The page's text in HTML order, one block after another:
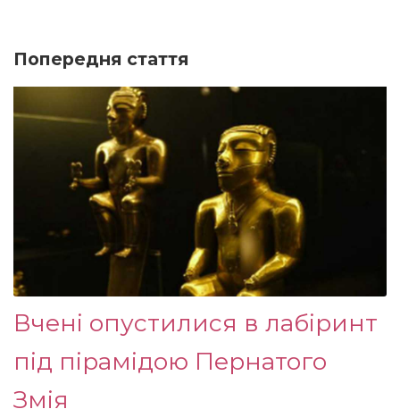
Попередня стаття
Вчені опустилися в лабіринт
під пірамідою Пернатого
Змія